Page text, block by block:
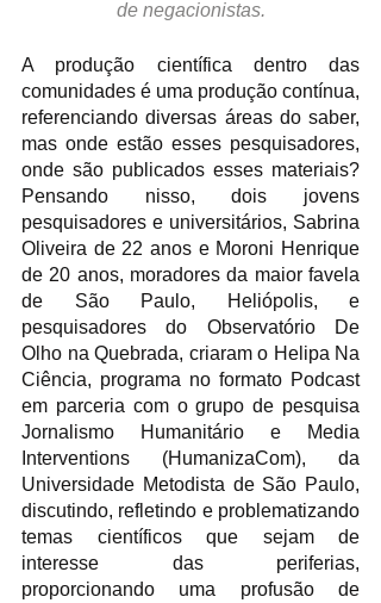
de negacionistas.
A produção científica dentro das
comunidades é uma produção contínua,
referenciando diversas áreas do saber,
mas onde estão esses pesquisadores,
onde são publicados esses materiais?
Pensando nisso, dois jovens
pesquisadores e universitários, Sabrina
Oliveira de 22 anos e Moroni Henrique
de 20 anos, moradores da maior favela
de São Paulo, Heliópolis, e
pesquisadores do Observatório De
Olho na Quebrada, criaram o Helipa Na
Ciência, programa no formato Podcast
em parceria com o grupo de pesquisa
Jornalismo Humanitário e Media
Interventions (HumanizaCom), da
Universidade Metodista de São Paulo,
discutindo, refletindo e problematizando
temas científicos que sejam de
interesse das periferias,
proporcionando uma profusão de